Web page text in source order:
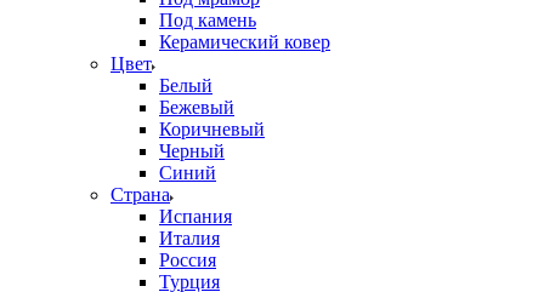
Под камень
Керамический ковер
Цвет
Белый
Бежевый
Коричневый
Черный
Синий
Страна
Испания
Италия
Россия
Турция